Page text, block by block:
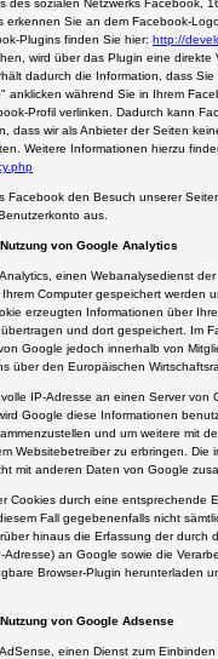
des sozialen Netzwerks Facebook,
erkennen Sie an dem Facebook-
Plugins finden Sie hier: http://
wird über das Plugin eine
dadurch die Information, dass
anklicken während Sie in Ihrem
Profil verlinken. Dadurch kann
dass wir als Anbieter der Seiten
Weitere Informationen hierzu
Facebook den Besuch unserer
aus.
von Google Analytics
einen Webanalysedienst
Computer gespeichert werden
erzeugten Informationen über
und dort gespeichert. Im
Google jedoch innerhalb von
über den Europäischen
IP-Adresse an einen Server
Google diese Informationen
und um weitere mit
Websitebetreiber zu erbringen. Die
mit anderen Daten von Google
Cookies durch eine entsprechende
Fall gegebenenfalls nicht
hinaus die Erfassung der durch
an Google sowie die
Browser-Plugin herunterladen
von Google Adsense
einen Dienst zum